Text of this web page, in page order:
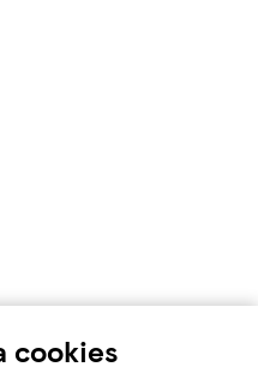
cookies